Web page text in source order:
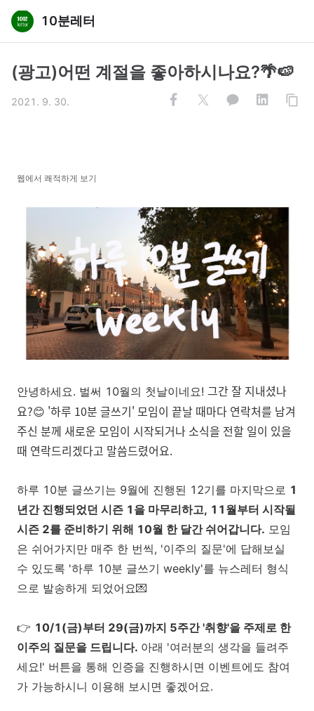
10분레터
(광고)어떤 계절을 좋아하시나요?🌴🍉
2021. 9. 30.
웹에서 쾌적하게 보기
안녕하세요. 벌써 10월의 첫날이네요! 그간 잘 지내셨나
요?😊 '하루 10분 글쓰기' 모임이 끝날 때마다 연락처를 남겨
주신 분께 새로운 모임이 시작되거나 소식을 전할 일이 있을
때 연락드리겠다고 말씀드렸어요.
하루 10분 글쓰기는 9월에 진행된 12기를 마지막으로 1
년간 진행되었던 시즌 1을 마무리하고, 11월부터 시작될
시즌 2를 준비하기 위해 10월 한 달간 쉬어갑니다. 모임
은 쉬어가지만 매주 한 번씩, '이주의 질문'에 답해보실
수 있도록 '하루 10분 글쓰기 weekly'를 뉴스레터 형식
으로 발송하게 되었어요💌
👉 10/1(금)부터 29(금)까지 5주간 '취향'을 주제로 한
이주의 질문을 드립니다. 아래 '여러분의 생각을 들려주
세요!' 버튼을 통해 인증을 진행하시면 이벤트에도 참여
가 가능하시니 이용해 보시면 좋겠어요.